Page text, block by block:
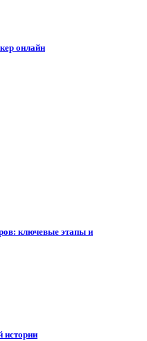
онлайн
ключевые этапы и
истории